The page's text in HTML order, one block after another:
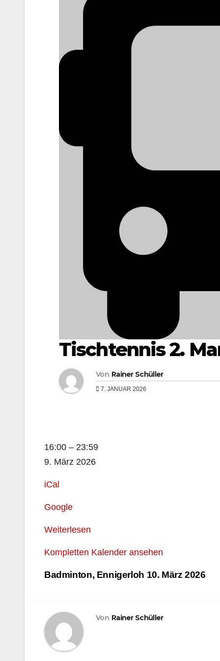
Tischtennis 2.
Von Rainer Schüller
7. JANUAR 2026
Tischtennis
2.
16:00 – 23:59
9. März 2026
iCal
Google
Weiterlesen
Kompletten Kalender ansehen
Beitragsnavigation
Badminton, Ennigerloh 10. März 2026
Von Rainer Schüller